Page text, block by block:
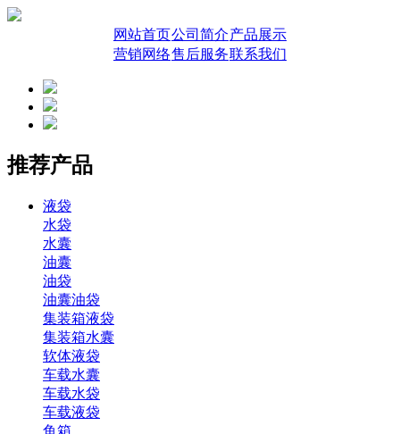
网站首页公司简介产品展示
营销网络售后服务联系我们
推荐产品
液袋
水袋
水囊
油囊
油袋
油囊油袋
集装箱液袋
集装箱水囊
软体液袋
车载水囊
车载水袋
车载液袋
鱼箱